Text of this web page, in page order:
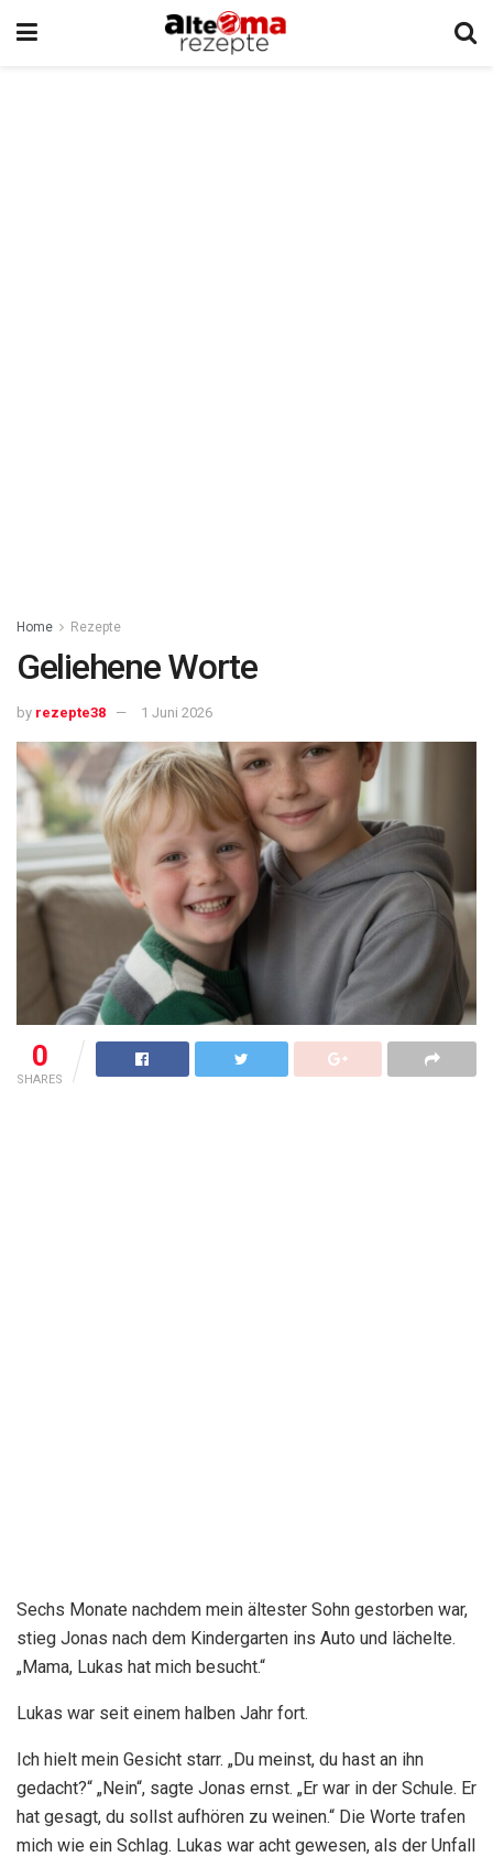
Home Rezepte
Geliehene Worte
by rezepte38 1 Juni 2026
0
SHARES
Sechs Monate nachdem mein ältester Sohn gestorben war,
stieg Jonas nach dem Kindergarten ins Auto und lächelte.
„Mama, Lukas hat mich besucht.“
Lukas war seit einem halben Jahr fort.
Ich hielt mein Gesicht starr. „Du meinst, du hast an ihn
gedacht?“ „Nein“, sagte Jonas ernst. „Er war in der Schule. Er
hat gesagt, du sollst aufhören zu weinen.“ Die Worte trafen
mich wie ein Schlag. Lukas war acht gewesen, als der Unfall